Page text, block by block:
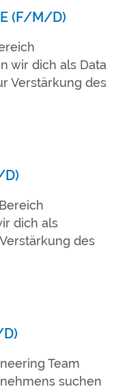
(F/M/D)
wir dich als Data
Verstärkung des
D)
dich als
des
D)
Team
suchen